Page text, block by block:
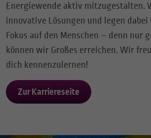
Energiewende aktiv mitzugestalten.
innovative Lösungen und legen dabei
Fokus auf den Menschen – denn nur
können wir Großes erreichen. Wir
dich kennenzulernen!
Zur Karriereseite